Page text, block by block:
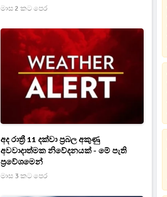
මාස 2 කට පෙර
අද රාත්‍රී 11 දක්වා ප්‍රබල අකුණු
අවවාදාත්මක නිවේදනයක් - මේ පැති
ප්‍රවේශමෙන්
මාස 3 කට පෙර